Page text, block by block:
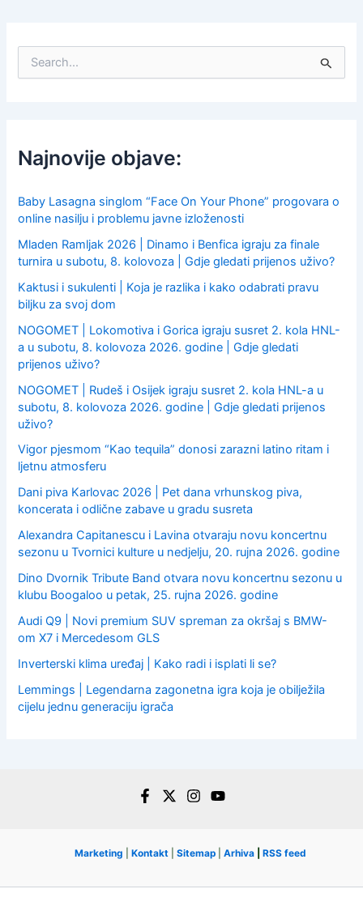
f
o
:
Najnovije objave:
Baby Lasagna singlom “Face On Your Phone” progovara o
online nasilju i problemu javne izloženosti
Mladen Ramljak 2026 | Dinamo i Benfica igraju za finale
turnira u subotu, 8. kolovoza | Gdje gledati prijenos uživo?
Kaktusi i sukulenti | Koja je razlika i kako odabrati pravu
biljku za svoj dom
NOGOMET | Lokomotiva i Gorica igraju susret 2. kola HNL-
a u subotu, 8. kolovoza 2026. godine | Gdje gledati
prijenos uživo?
NOGOMET | Rudeš i Osijek igraju susret 2. kola HNL-a u
subotu, 8. kolovoza 2026. godine | Gdje gledati prijenos
uživo?
Vigor pjesmom “Kao tequila” donosi zarazni latino ritam i
ljetnu atmosferu
Dani piva Karlovac 2026 | Pet dana vrhunskog piva,
koncerata i odlične zabave u gradu susreta
Alexandra Capitanescu i Lavina otvaraju novu koncertnu
sezonu u Tvornici kulture u nedjelju, 20. rujna 2026. godine
Dino Dvornik Tribute Band otvara novu koncertnu sezonu u
klubu Boogaloo u petak, 25. rujna 2026. godine
Audi Q9 | Novi premium SUV spreman za okršaj s BMW-
om X7 i Mercedesom GLS
Inverterski klima uređaj | Kako radi i isplati li se?
Lemmings | Legendarna zagonetna igra koja je obilježila
cijelu jednu generaciju igrača
Marketing Kontakt Sitemap Arhiva RSS feed